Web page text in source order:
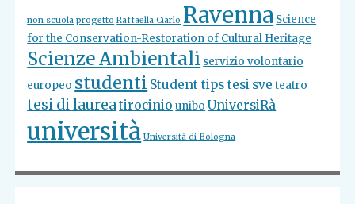
non scuola progetto Raffaella Ciarlo Ravenna Science
for the Conservation-Restoration of Cultural Heritage
Scienze Ambientali servizio volontario
europeo studenti Student tips tesi sve teatro
tesi di laureatirocinio unibo UniversiRà
università Università di Bologna